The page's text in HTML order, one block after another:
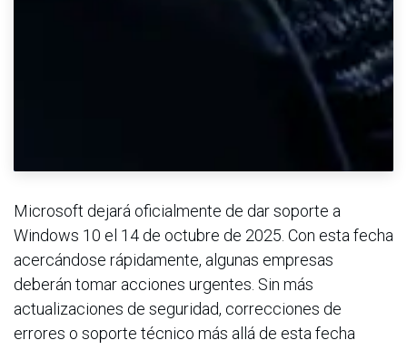
Microsoft dejará oficialmente de dar soporte a
Windows 10 el 14 de octubre de 2025. Con esta fecha
acercándose rápidamente, algunas empresas
deberán tomar acciones urgentes. Sin más
actualizaciones de seguridad, correcciones de
errores o soporte técnico más allá de esta fecha